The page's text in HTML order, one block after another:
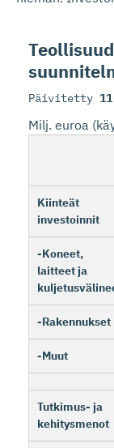
Päivitetty
Milj. euroa
Kiinteät
investoinnit
-Koneet,
laitteet ja
-Rakennukset
-Muut
Tutkimus- ja
kehitysmenot